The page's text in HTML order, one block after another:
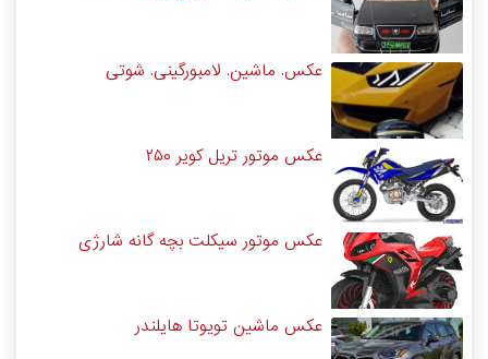
عکس. ماشین. لامبورگینی. شوتی
عکس موتور تریل کویر ۲۵۰
عکس موتور سیکلت بچه گانه شارژی
عکس ماشین تویوتا هایلندر